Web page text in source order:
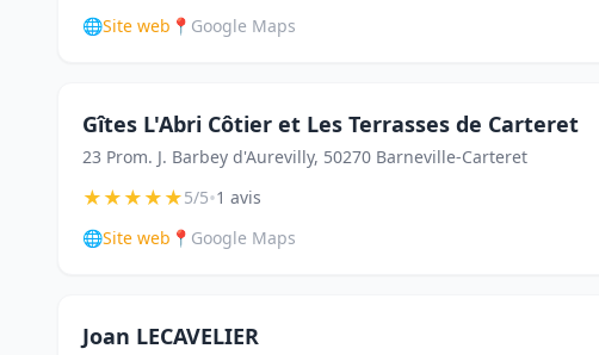
🌐Site web 📍 Google Maps
Gîtes L'Abri Côtier et Les Terrasses de Carteret
23 Prom. J. Barbey d'Aurevilly, 50270 Barneville-Carteret
★★★★★5/5•1 avis
🌐Site web 📍 Google Maps
Joan LECAVELIER